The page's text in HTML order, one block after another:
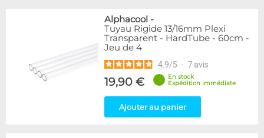
Alphacool -
Tuyau Rigide 13/16mm Plexi
Transparent - HardTube - 60cm -
Jeu de 4
4.9/5 - 7 avis
19,90 €
En stock
Expédition immédiate
Ajouter au panier